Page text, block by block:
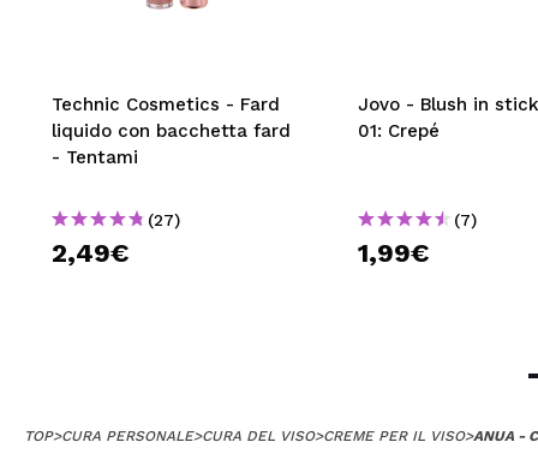
Technic Cosmetics - Fard
liquido con bacchetta fard
- Tentami
(27)
2,49€
Jovo - Blush in
01: Crepé
(7)
1,99€
TOP>CURA PERSONALE>CURA DEL VISO>CREME PER IL VISO>ANUA -